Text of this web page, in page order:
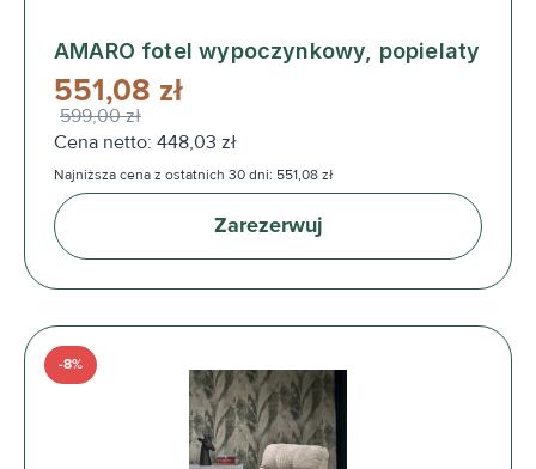
AMARO fotel wypoczynkowy, popielaty
551,08 zł
599,00 zł
Cena netto: 448,03 zł
Najniższa cena z ostatnich 30 dni: 551,08 zł
Zarezerwuj
-8%